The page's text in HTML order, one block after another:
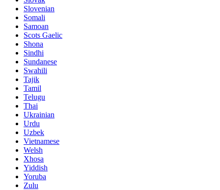
Slovenian
Somali
Samoan
Scots Gaelic
Shona
Sindhi
Sundanese
Swahili
Tajik
Tamil
Telugu
Thai
Ukrainian
Urdu
Uzbek
Vietnamese
Welsh
Xhosa
Yiddish
Yoruba
Zulu